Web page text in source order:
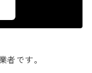
者です。